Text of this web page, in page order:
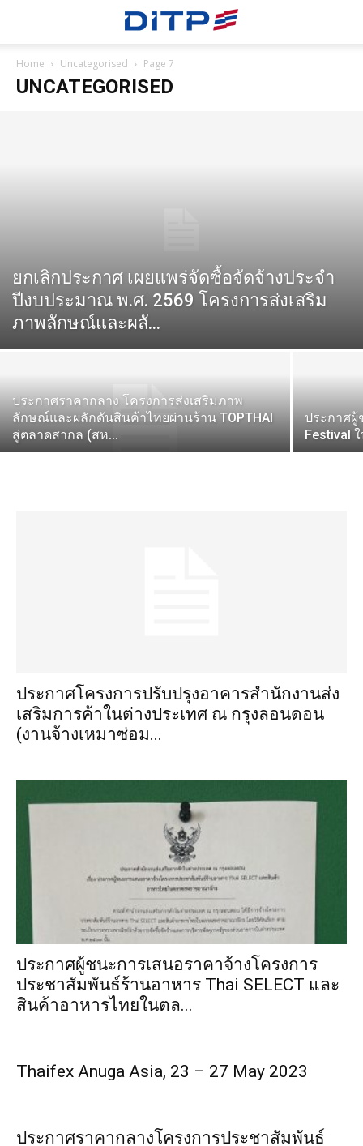
Home Uncategorised Page 7
UNCATEGORISED
ยกเลิกประกาศ เผยแพร่จัดซื้อจัดจ้างประจำ
ปีงบประมาณ พ.ศ. 2569 โครงการส่งเสริม
ภาพลักษณ์และผลั...
ประกาศราคากลาง โครงการส่งเสริมภาพ
ลักษณ์และผลักดันสินค้าไทยผ่านร้าน TOPTHAI
สู่ตลาดสากล (สห...
ประกาศผู้
Festival
ประกาศโครงการปรับปรุงอาคารสำนักงานส่ง
เสริมการค้าในต่างประเทศ ณ กรุงลอนดอน
(งานจ้างเหมาซ่อม...
ประกาศผู้ชนะการเสนอราคาจ้างโครงการ
ประชาสัมพันธ์ร้านอาหาร Thai SELECT และ
สินค้าอาหารไทยในตล...
Thaifex Anuga Asia, 23 – 27 May 2023
ประกาศราคากลางโครงการประชาสัมพันธ์